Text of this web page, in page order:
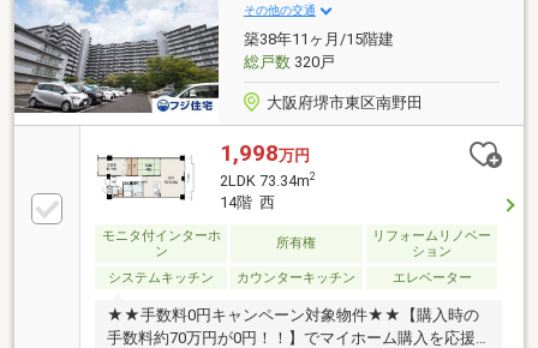
その他の交通
築38年11ヶ月/15階建
総戸数320戸
大阪府堺市東区南野田
1,998万円
2LDK 73.34m2
14階 西
モニタ付インターホ
ン
所有権
リフォームリノベー
ション
システムキッチン
カウンターキッチン エレベーター
★★手数料0円キャンペーン対象物件★★【購入時の
手数料約70万円が0円！！】でマイホーム購入を応援